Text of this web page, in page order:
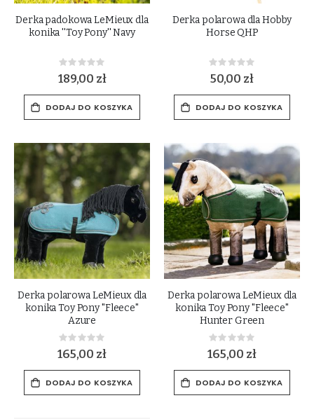
Derka padokowa LeMieux dla
konika ''Toy Pony'' Navy
Rating:
0%
189,00 zł
DODAJ DO KOSZYKA
Derka polarowa dla Hobby
Horse QHP
Rating:
0%
50,00 zł
DODAJ DO KOSZYKA
Derka polarowa LeMieux dla
konika Toy Pony "Fleece"
Azure
Rating:
0%
165,00 zł
DODAJ DO KOSZYKA
Derka polarowa LeMieux dla
konika Toy Pony "Fleece"
Hunter Green
Rating:
0%
165,00 zł
DODAJ DO KOSZYKA